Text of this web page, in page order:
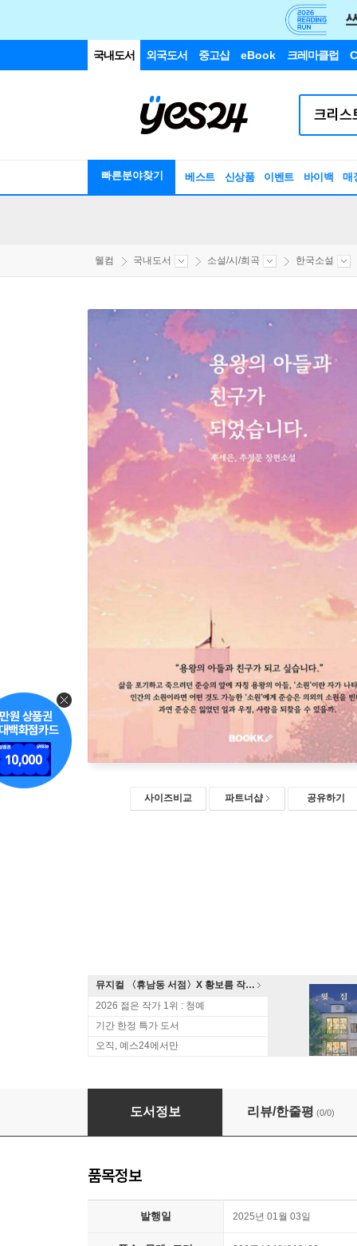
국내도서 외국도서 중고샵 eBook 크레마클럽
빠른분야찾기 베스트 신상품 이벤트 바이백 매
웰컴 국내도서 소설/시/희곡 한국소설
사이즈비교 파트너샵 공유하기
뮤지컬 〈휴남동 서점〉X 황보름 작가 북토크
2026 젊은 작가 1위 : 청예
기간 한정 특가 도서
오직, 예스24에서만
용왕의 아들과 친구가 되었습니다.
도서정보 리뷰/한줄평 (0/0)
품목정보
발행일 2025년 01월 03일